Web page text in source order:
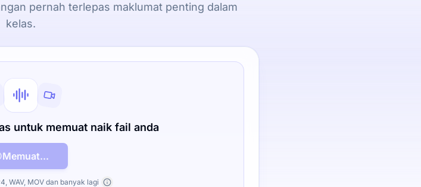
pernah terlepas maklumat penting dalam
kelas.
untuk memuat naik fail anda
Memuat...
WAV, MOV dan banyak lagi